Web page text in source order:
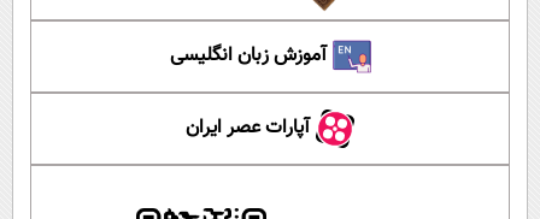
آموزش زبان انگلیسی
آپارات عصر ایران